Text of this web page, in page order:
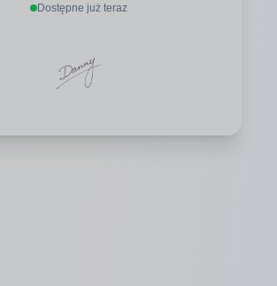
Dostępne już teraz